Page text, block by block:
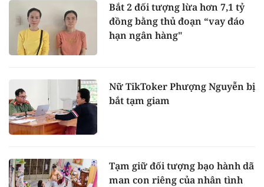
Bắt 2 đối tượng lừa hơn 7,1 tỷ
đồng bằng thủ đoạn “vay đáo
hạn ngân hàng"
Nữ TikToker Phượng Nguyễn bị
bắt tạm giam
Tạm giữ đối tượng bạo hành dã
man con riêng của nhân tình